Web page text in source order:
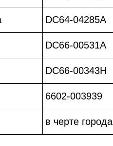
DC64-04285A
DC66-00531A
DC66-00343H
6602-003939
в черте города